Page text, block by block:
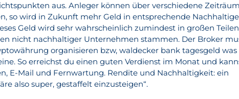
aus. Anleger können über verschiedene
so wird in Zukunft mehr Geld in entsprechende Nachhaltige
Geld wird sehr wahrscheinlich zumindest in großen Teilen
nicht nachhaltiger Unternehmen stammen. Der Broker
organisieren bzw, waldecker bank tagesgeld was
So erreichst du einen guten Verdienst im Monat und
E-Mail und Fernwartung. Rendite und Nachhaltigkeit: ein
also super, gestaffelt einzusteigen“.